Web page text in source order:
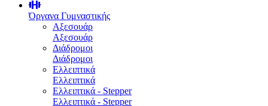
Όργανα Γυμναστικής
Αξεσουάρ
Αξεσουάρ
Διάδρομοι
Διάδρομοι
Ελλειπτικά
Ελλειπτικά
Ελλειπτικά - Stepper
Ελλειπτικά - Stepper